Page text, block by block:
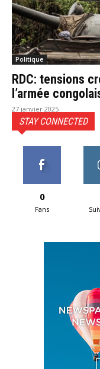
Politique
RDC: tensions
l’armée
27 janvier 2025
STAY CONNECTED
0
Fans